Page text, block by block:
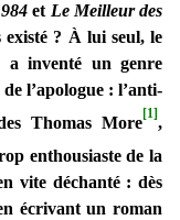
et Le Meilleur des
existé ? À lui seul, le
a inventé un genre
l’apologue : l’anti-
Thomas More[1],
enthousiaste de la
vite déchanté : dès
écrivant un roman